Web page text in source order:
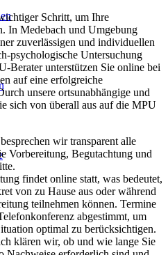
Schritt, um Ihre
In Medebach und Umgebung
zuverlässigen und individuellen
psychologische Untersuchung
Berater unterstützen Sie online bei
auf eine erfolgreiche
unsere ortsunabhängige und
sich von überall aus auf die MPU
wir transparent alle
Vorbereitung, Begutachtung und
findet online statt, was bedeutet,
von zu Hause aus oder während
teilnehmen können. Termine
abgestimmt, um
optimal zu berücksichtigen.
klären wir, ob und wie lange Sie